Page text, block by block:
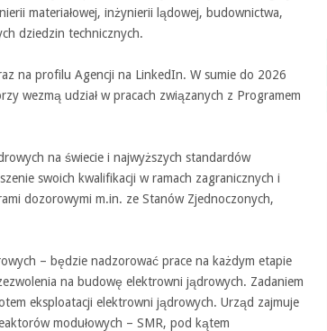
materiałowej, inżynierii lądowej, budownictwa,
dziedzin technicznych.
na profilu Agencji na LinkedIn. W sumie do 2026
wezmą udział w pracach związanych z Programem
na świecie i najwyższych standardów
swoich kwalifikacji w ramach zagranicznych i
dozorowymi m.in. ze Stanów Zjednoczonych,
– będzie nadzorować prace na każdym etapie
na budowę elektrowni jądrowych. Zadaniem
eksploatacji elektrowni jądrowych. Urząd zajmuje
modułowych – SMR, pod kątem